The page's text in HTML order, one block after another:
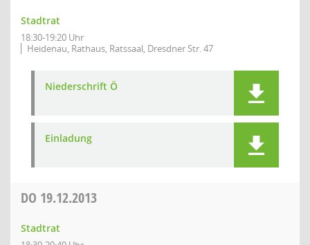
Stadtrat
18:30-19:20 Uhr
Heidenau, Rathaus, Ratssaal, Dresdner Str. 47
Niederschrift Ö
Einladung
DO 19.12.2013
Stadtrat